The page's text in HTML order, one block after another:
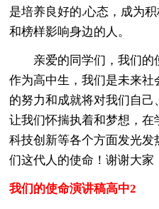
是培养良好的.心态，成为
和榜样影响身边的人。
亲爱的同学们，我们的
作为高中生，我们是未来
的努力和成就将对我们自己
让我们怀揣执着和梦想，在
科技创新等各个方面发光
们这代人的使命！谢谢大家
我们的使命演讲稿高中2